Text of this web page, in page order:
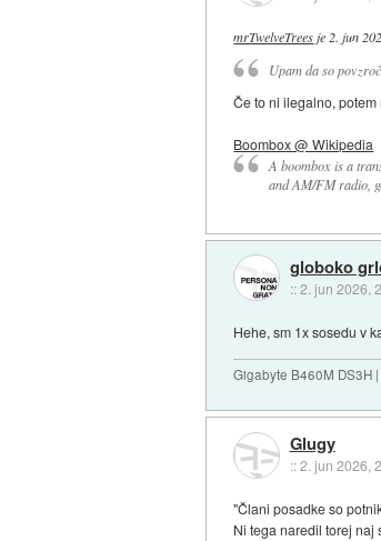
mrTwelveTrees je 2. jun
Upam da so
Če to ni ilegalno,
Boombox @ Wikipedia
A boombox is a
and AM/FM radio,
globoko
::2. jun 2026,
Hehe, sm 1x sosedu v
Gigabyte B460M DS3H
Glugy
::2. jun 2026,
"Člani posadke so
Ni tega naredil torej naj